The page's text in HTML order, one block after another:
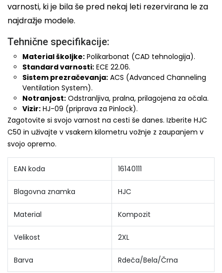
varnosti, ki je bila še pred nekaj leti rezervirana le za
najdražje modele.
Tehnične specifikacije:
Material školjke: Polikarbonat (CAD tehnologija).
Standard varnosti: ECE 22.06.
Sistem prezračevanja: ACS (Advanced Channeling
Ventilation System).
Notranjost: Odstranljiva, pralna, prilagojena za očala.
Vizir: HJ-09 (priprava za Pinlock).
Zagotovite si svojo varnost na cesti še danes. Izberite HJC
C50 in uživajte v vsakem kilometru vožnje z zaupanjem v
svojo opremo.
EAN koda 16140111
Blagovna znamka HJC
Material Kompozit
Velikost 2XL
Barva Rdeča/Bela/Črna